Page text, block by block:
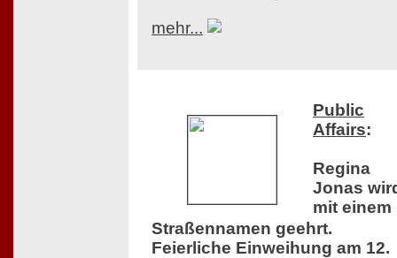
mehr...
Public
Affairs:
Regina
Jonas
mit einem
Straßennamen geehrt.
Feierliche Einweihung am 12.